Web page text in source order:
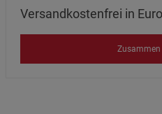
Versandkostenfrei in
Zusammen